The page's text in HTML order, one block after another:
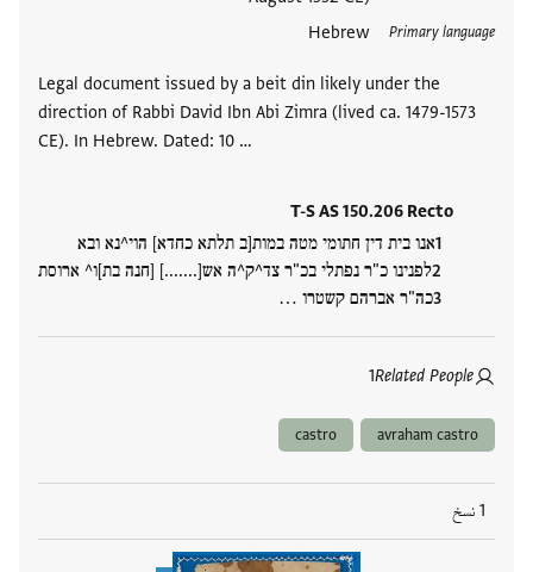
Primary language
Hebrew
Legal document issued by a beit din likely under the
direction of Rabbi David Ibn Abi Zimra (lived ca. 1479-1573
CE). In Hebrew. Dated: 10 …
T-S AS 150.206 Recto
אנו בית דין חתומי מטה במות[ב תלתא כחדא] הוי^נא ובא
לפנינו כ"ר נפתלי בכ"ר צד^ק^ה אש[.......] [חנה בת]ו^ ארוסת
כה"ר אברהם קשטרו …
Related People
1
avraham castro
castro
1 نسخ